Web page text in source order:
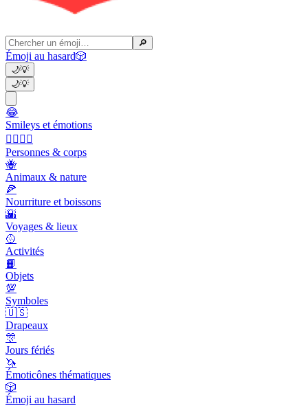
🔎
Émoji au hasard🎲
🌙💡
🌙💡
😂
Smileys et émotions
👩‍❤️‍💋‍👨
Personnes & corps
🐝
Animaux & nature
🍕
Nourriture et boissons
🌇
Voyages & lieux
🥎
Activités
📙
Objets
💯
Symboles
🇺🇸
Drapeaux
🎊
Jours fériés
🦄
Émoticônes thématiques
🎲
Émoji au hasard